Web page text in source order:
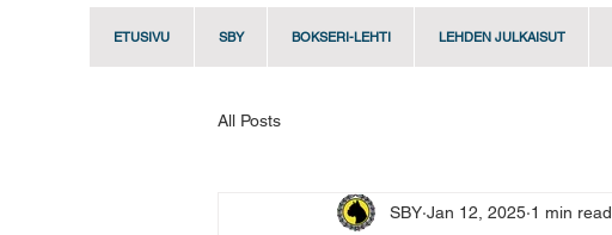
ETUSIVU SBY BOKSERI-LEHTI LEHDEN JULKAISUT
All Posts
SBY Jan 12, 2025 1 min read